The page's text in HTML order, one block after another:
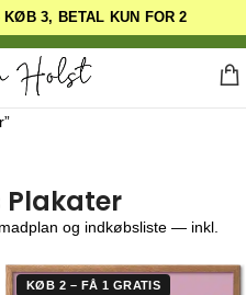
3, BETAL KUN FOR 2
DESIGNS
Plakater
og indkøbsliste — inkl.
KØB 2 – FÅ 1 GRATIS